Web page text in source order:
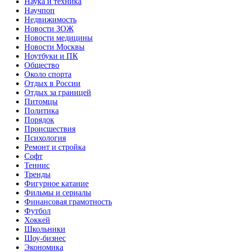
Научпоп
Недвижимость
Новости ЗОЖ
Новости медицины
Новости Москвы
Ноутбуки и ПК
Общество
Около спорта
Отдых в России
Отдых за границей
Питомцы
Политика
Порядок
Происшествия
Психология
Ремонт и стройка
Софт
Теннис
Тренды
Фигурное катание
Фильмы и сериалы
Финансовая грамотность
Футбол
Хоккей
Школьники
Шоу-бизнес
Экономика